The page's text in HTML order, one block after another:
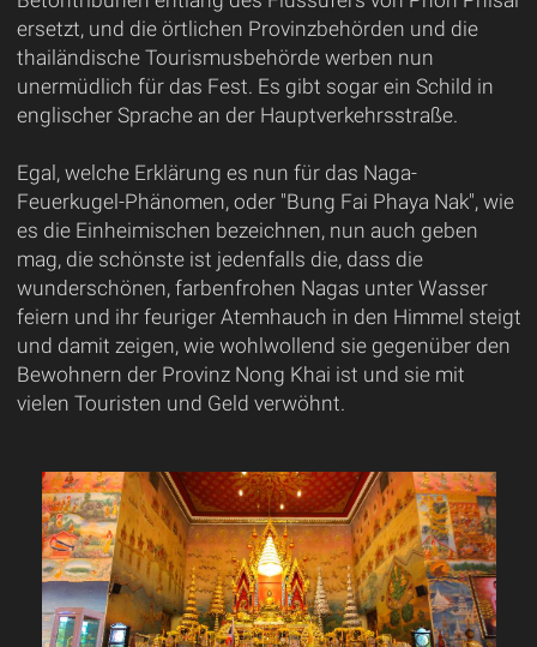
ersetzt, und die örtlichen Provinzbehörden und die
thailändische Tourismusbehörde werben nun
unermüdlich für das Fest. Es gibt sogar ein Schild in
englischer Sprache an der Hauptverkehrsstraße.
Egal, welche Erklärung es nun für das Naga-
Feuerkugel-Phänomen, oder "Bung Fai Phaya Nak", wie
es die Einheimischen bezeichnen, nun auch geben
mag, die schönste ist jedenfalls die, dass die
wunderschönen, farbenfrohen Nagas unter Wasser
feiern und ihr feuriger Atemhauch in den Himmel steigt
und damit zeigen, wie wohlwollend sie gegenüber den
Bewohnern der Provinz Nong Khai ist und sie mit
vielen Touristen und Geld verwöhnt.